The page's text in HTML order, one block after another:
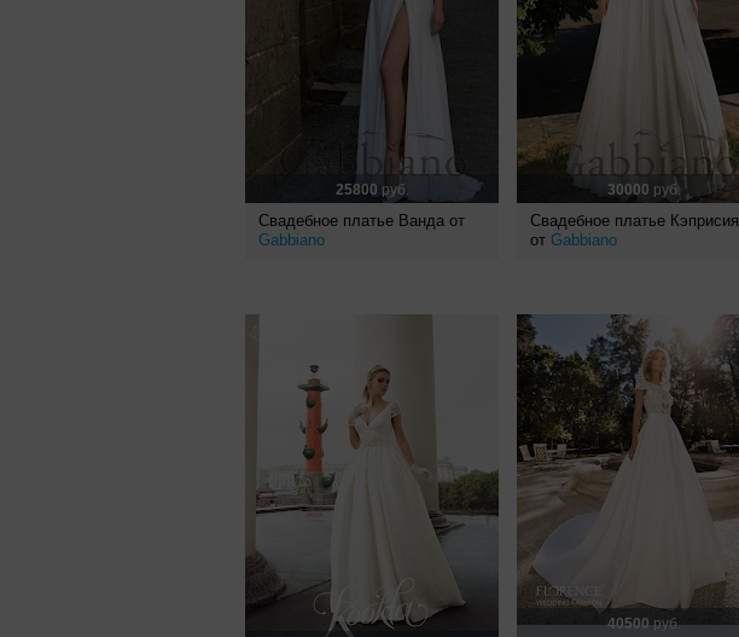
25800 руб.
Свадебное платье Ванда от
Gabbiano
30000 руб.
Свадебное платье Кэприсия
от Gabbiano
40500руб.